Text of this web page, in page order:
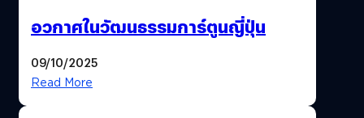
อวกาศในวัฒนธรรมการ์ตูนญี่ปุ่น
09/10/2025
Read More